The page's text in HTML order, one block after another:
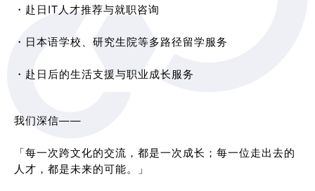
・赴日IT人才推荐与就职咨询
・日本语学校、研究生院等多路径留学服务
・赴日后的生活支援与职业成长服务
我们深信——
「每一次跨文化的交流，都是一次成长；每一位走出去的
人才，都是未来的可能。」